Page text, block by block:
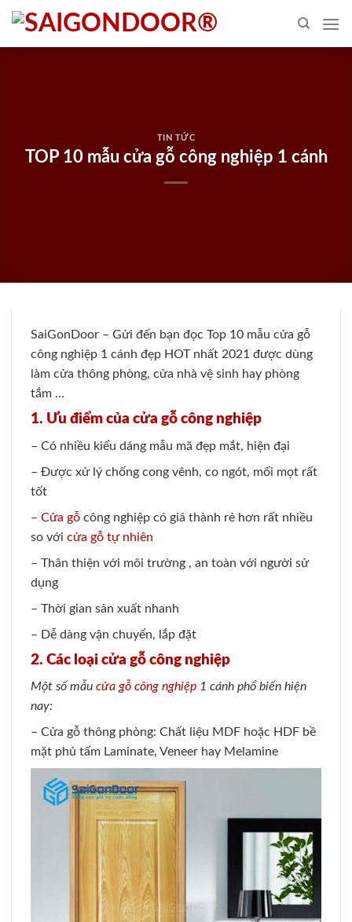
Skip
content
TIN TỨC
TOP 10 mẫu cửa gỗ công nghiệp 1 cánh
SaiGonDoor – Gửi đến bạn đọc Top 10 mẫu cửa gỗ
công nghiệp 1 cánh đẹp HOT nhất 2021 được dùng
làm cửa thông phòng, cửa nhà vệ sinh hay phòng
tắm …
1. Ưu điểm của cửa gỗ công nghiệp
– Có nhiều kiểu dáng mẫu mã đẹp mắt, hiện đại
– Được xử lý chống cong vênh, co ngót, mối mọt rất
tốt
– Cửa gỗ công nghiệp có giá thành rẻ hơn rất nhiều
so với cửa gỗ tự nhiên
– Thân thiện với môi trường , an toàn với người sử
dụng
– Thời gian sản xuất nhanh
– Dễ dàng vận chuyển, lắp đặt
2. Các loại cửa gỗ công nghiệp
Một số mẫu cửa gỗ công nghiệp 1 cánh phổ biến hiện
nay:
– Cửa gỗ thông phòng: Chất liệu MDF hoặc HDF bề
mặt phủ tấm Laminate, Veneer hay Melamine